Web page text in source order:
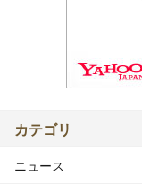
カテゴリ
ニュース